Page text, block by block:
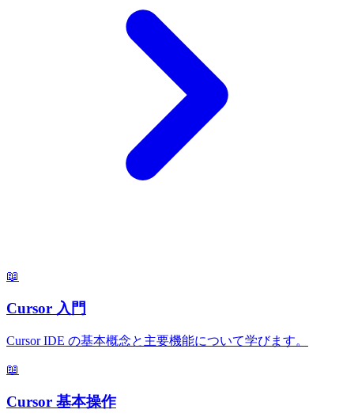
📖
Cursor 入門
Cursor IDE の基本概念と主要機能について学びます。
📖
Cursor 基本操作